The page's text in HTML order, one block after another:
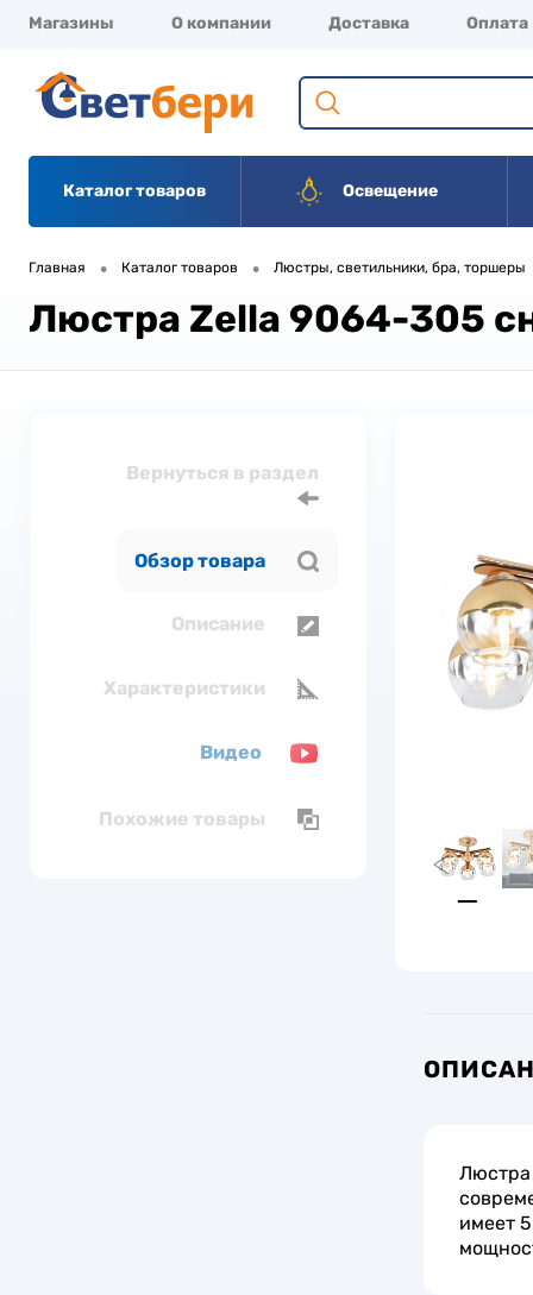
Магазины О компании Доставка Оплата
Каталог товаров Освещение
Главная • Каталог товаров • Люстры, светильники, бра, торшеры
Люстра Zella 9064-305
Вернуться в раздел
Обзор товара
Описание
Характеристики
Видео
Похожие товары
Люстра
имеет